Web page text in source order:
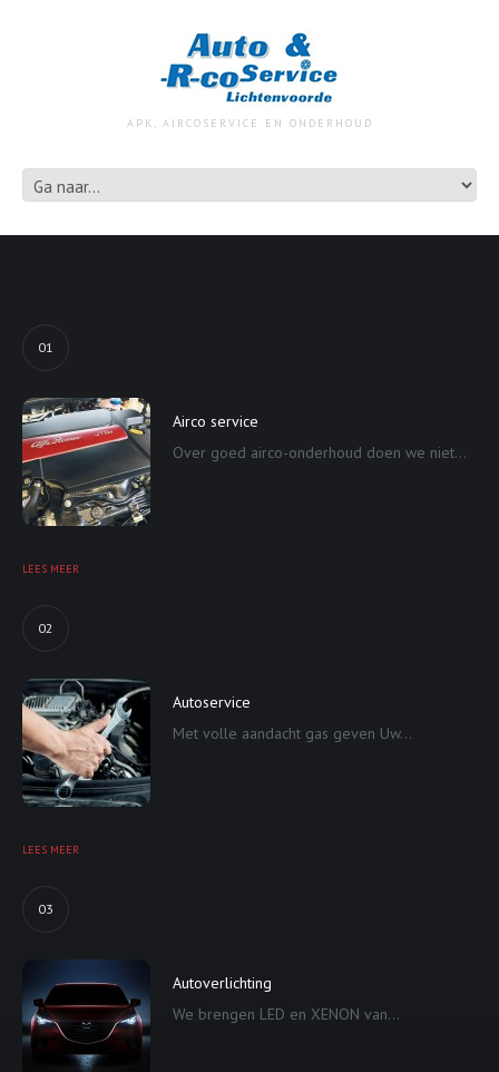
APK, AIRCOSERVICE EN ONDERHOUD
01
Airco service
Over goed airco-onderhoud doen we niet...
LEES MEER
02
Autoservice
Met volle aandacht gas geven Uw...
LEES MEER
03
Autoverlichting
We brengen LED en XENON van...